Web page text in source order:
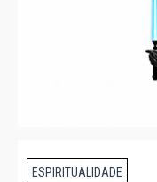
ESPIRITUALIDADE